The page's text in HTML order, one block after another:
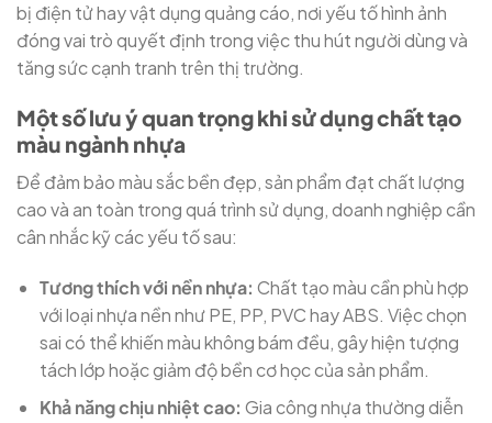
bị điện tử hay vật dụng quảng cáo, nơi yếu tố hình ảnh
đóng vai trò quyết định trong việc thu hút người dùng và
tăng sức cạnh tranh trên thị trường.
Một số lưu ý quan trọng khi sử dụng chất tạo
màu ngành nhựa
Để đảm bảo màu sắc bền đẹp, sản phẩm đạt chất lượng
cao và an toàn trong quá trình sử dụng, doanh nghiệp cần
cân nhắc kỹ các yếu tố sau:
Tương thích với nền nhựa: Chất tạo màu cần phù hợp
với loại nhựa nền như PE, PP, PVC hay ABS. Việc chọn
sai có thể khiến màu không bám đều, gây hiện tượng
tách lớp hoặc giảm độ bền cơ học của sản phẩm.
Khả năng chịu nhiệt cao: Gia công nhựa thường diễn